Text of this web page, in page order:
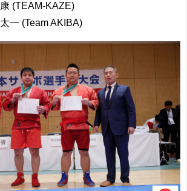
(TEAM-KAZE)
(Team AKIBA)